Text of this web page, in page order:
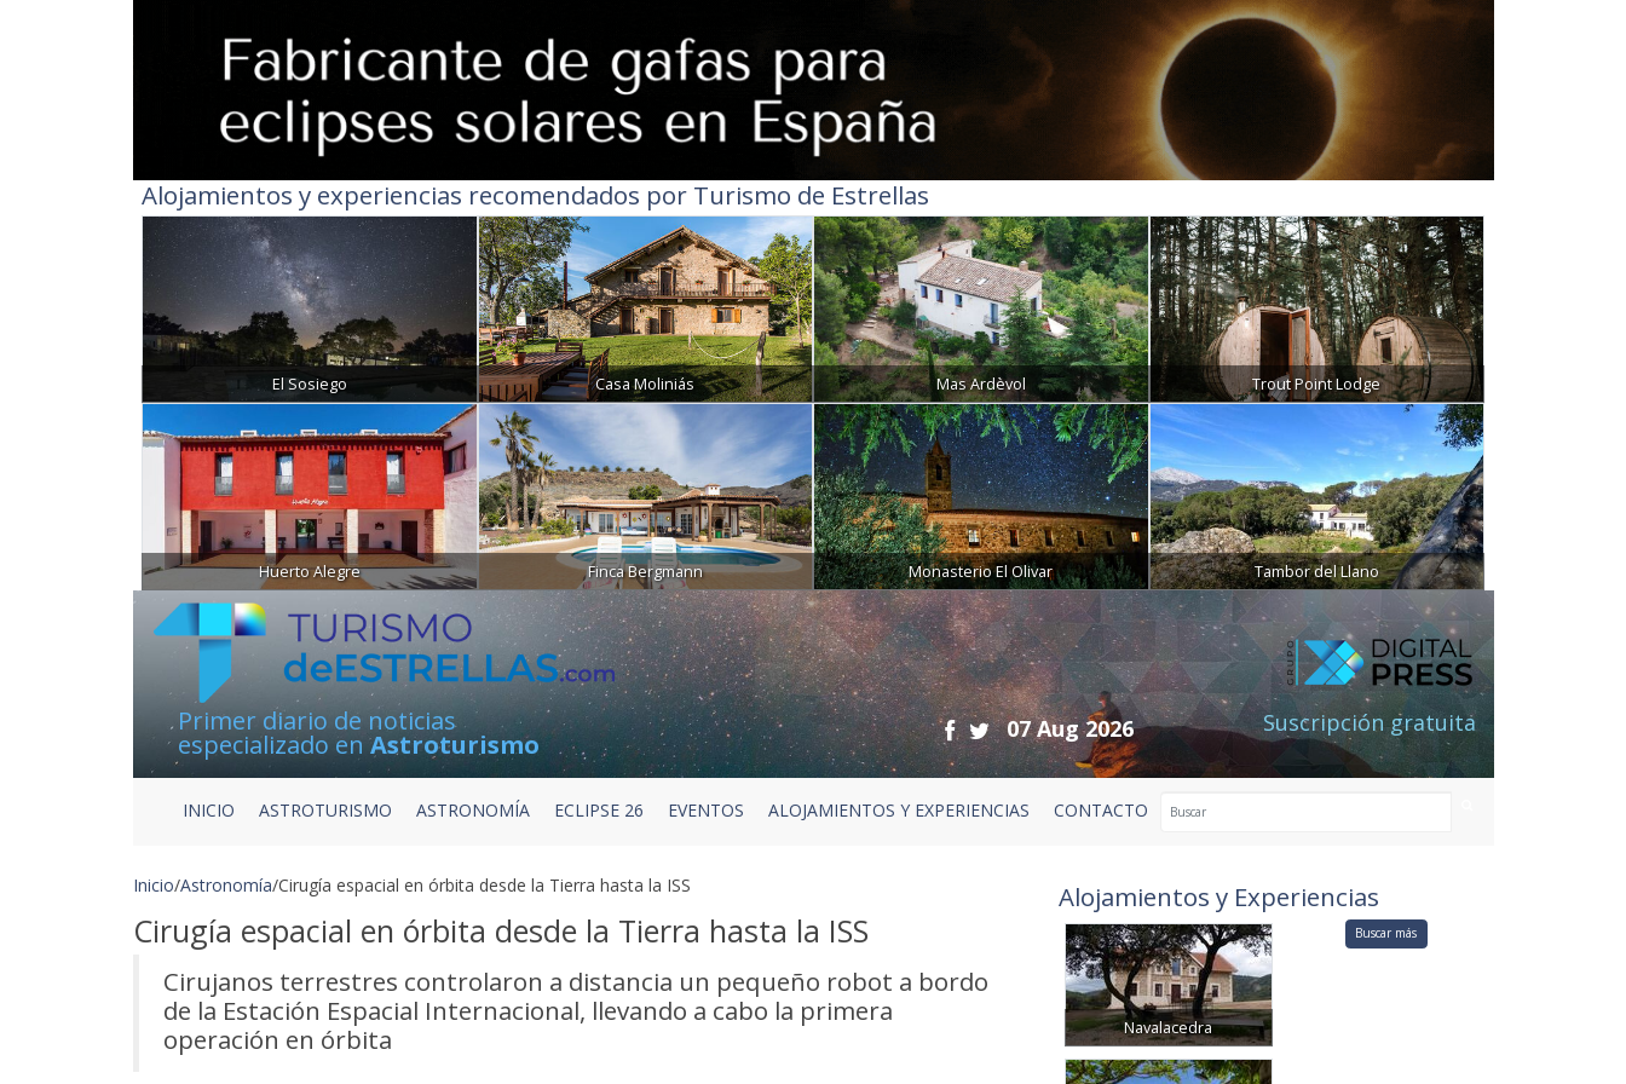
Alojamientos y experiencias recomendados por Turismo de Estrellas
El Sosiego Casa Moliniás Mas Ardèvol Trout Point Lodge
Huerto Alegre Finca Bergmann Monasterio El Olivar Tambor del Llano
Primer diario de noticias
especializado enAstroturismo
07 Aug 2026 Suscripción gratuita
INICIO ASTROTURISMO ASTRONOMÍA ECLIPSE 26 EVENTOS ALOJAMIENTOS Y EXPERIENCIAS CONTACTO
Inicio/Astronomía/Cirugía espacial en órbita desde la Tierra hasta la ISS
Cirugía espacial en órbita desde la Tierra hasta la ISS
Cirujanos terrestres controlaron a distancia un pequeño robot a bordo
de la Estación Espacial Internacional, llevando a cabo la primera
operación en órbita
Alojamientos y Experiencias
Navalacedra
Buscar más